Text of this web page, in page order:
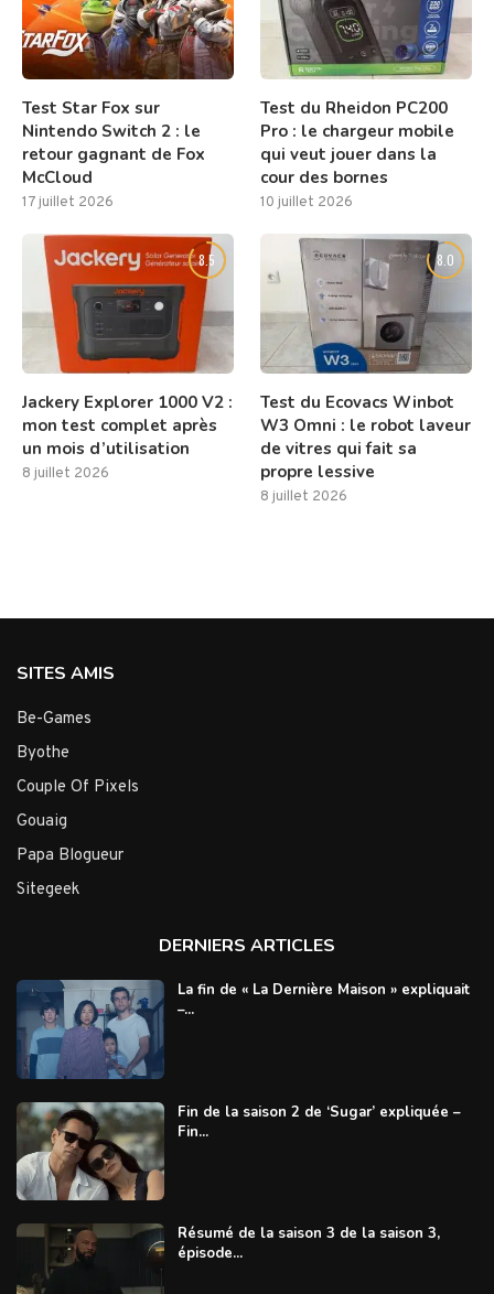
Test Star Fox sur
Nintendo Switch 2 : le
retour gagnant de Fox
McCloud
17 juillet 2026
Test du Rheidon PC200
Pro : le chargeur mobile
qui veut jouer dans la
cour des bornes
10 juillet 2026
8.5
Jackery Explorer 1000 V2 :
mon test complet après
un mois d’utilisation
8 juillet 2026
8.0
Test du Ecovacs Winbot
W3 Omni : le robot laveur
de vitres qui fait sa
propre lessive
8 juillet 2026
SITES AMIS
Be-Games
Byothe
Couple Of Pixels
Gouaig
Papa Blogueur
Sitegeek
DERNIERS ARTICLES
La fin de « La Dernière Maison » expliquait
–...
Fin de la saison 2 de ‘Sugar’ expliquée –
Fin...
Résumé de la saison 3 de la saison 3,
épisode...